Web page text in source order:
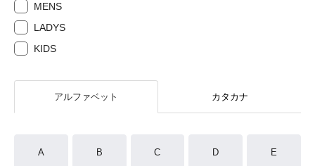
MENS
LADYS
KIDS
アルファベット カタカナ
A B C D E